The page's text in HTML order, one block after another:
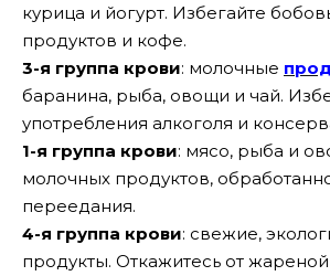
курица и йогурт. Избегайте
продуктов и кофе.
3-я группа крови: молочные
баранина, рыба, овощи и чай.
употребления алкоголя и
1-я группа крови: мясо, рыба и
молочных продуктов,
переедания.
4-я группа крови: свежие,
продукты. Откажитесь от